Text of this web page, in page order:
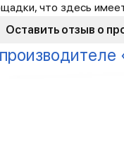
Оставить отзыв о
что здесь